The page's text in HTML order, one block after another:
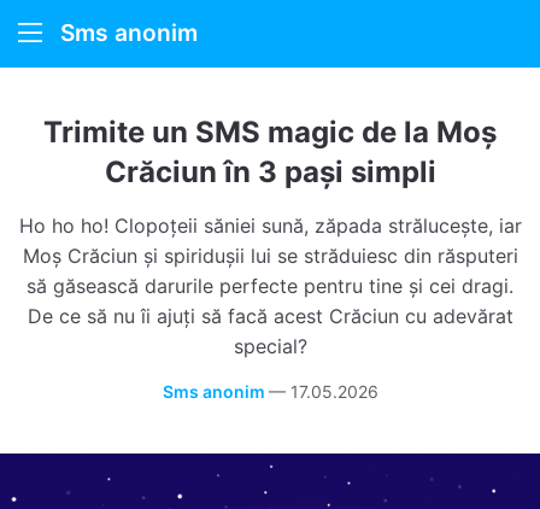
Sms anonim
Cum funcționează
Trimite un SMS magic de la Moș
Crăciun în 3 pași simpli
Ho ho ho! Clopoțeii săniei sună, zăpada strălucește, iar
Moș Crăciun și spiridușii lui se străduiesc din răsputeri
să găsească darurile perfecte pentru tine și cei dragi.
De ce să nu îi ajuți să facă acest Crăciun cu adevărat
special?
Sms anonim — 17.05.2026